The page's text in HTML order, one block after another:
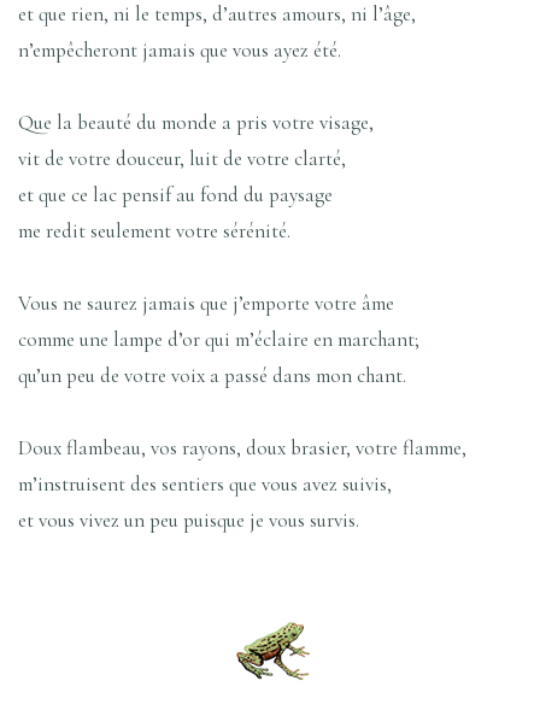
et que rien, ni le temps, d’autres amours, ni l’âge,
n’empêcheront jamais que vous ayez été.
Que la beauté du monde a pris votre visage,
vit de votre douceur, luit de votre clarté,
et que ce lac pensif au fond du paysage
me redit seulement votre sérénité.
Vous ne saurez jamais que j’emporte votre âme
comme une lampe d’or qui m’éclaire en marchant;
qu’un peu de votre voix a passé dans mon chant.
Doux flambeau, vos rayons, doux brasier, votre flamme,
m’instruisent des sentiers que vous avez suivis,
et vous vivez un peu puisque je vous survis.